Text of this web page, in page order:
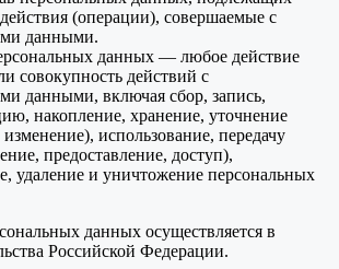
(операции), совершаемые с
данными.
данных — любое действие
совокупность действий с
данными, включая сбор, запись,
накопление, хранение, уточнение
использование, передачу
предоставление, доступ),
удаление и уничтожение персональных
данных осуществляется в
Российской Федерации.